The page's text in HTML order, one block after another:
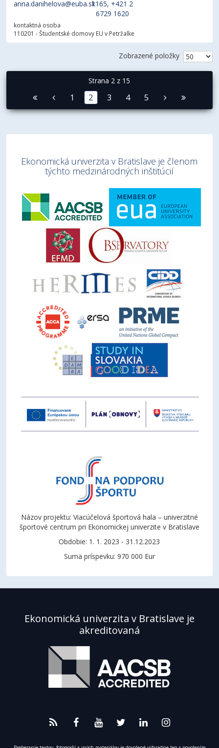
anna.danihelova@euba.sk1165, +421 2
6729 1620
kontaktná osoba
110201 - Študentské domovy EU v Petržalke
Zobrazené položky
Strana 2 z 15
1 2 3 4 5
Ekonomická univerzita v Bratislave je členom
týchto medzinárodných inštitúcií
Názov projektu: Viacúčelová športová hala – univerzitné
športové centrum pri Ekonomickej univerzite v Bratislave
Obdobie: 1. 1. 2023 - 31.12.2023
Suma príspevku: 970 000 Eur
Ekonomická univerzita v Bratislave je
akreditovaná